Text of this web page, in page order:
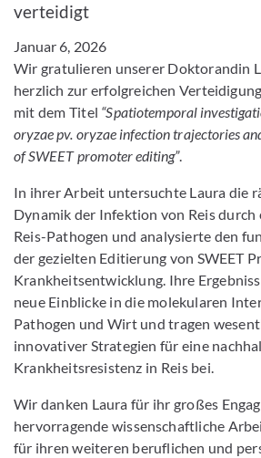
verteidigt
Januar 6, 2026
Wir gratulieren unserer Doktorandin
herzlich zur erfolgreichen
mit dem Titel “Spatiotemporal
oryzae pv. oryzae infection trajectories
of SWEET promoter editing”.
In ihrer Arbeit untersuchte Laura die
Dynamik der Infektion von Reis
Reis-Pathogen und analysierte den
der gezielten Editierung von SWEET
Krankheitsentwicklung. Ihre
neue Einblicke in die molekularen
Pathogen und Wirt und tragen
innovativer Strategien für eine
Krankheitsresistenz in Reis bei.
Wir danken Laura für ihr großes
hervorragende wissenschaftliche
für ihren weiteren beruflichen und